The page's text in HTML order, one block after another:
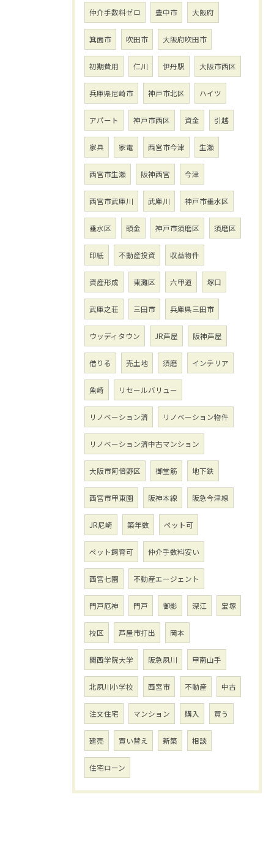
仲介手数料ゼロ 豊中市 大阪府
箕面市 吹田市 大阪府吹田市
初期費用 仁川 伊丹駅 大阪市西区
兵庫県尼崎市 神戸市北区 ハイツ
アパート 神戸市西区 資金 引越
家具 家電 西宮市今津 生瀬
西宮市生瀬 阪神西宮 今津
西宮市武庫川 武庫川 神戸市垂水区
垂水区 頭金 神戸市須磨区 須磨区
印紙 不動産投資 収益物件
資産形成 東灘区 六甲道 塚口
武庫之荘 三田市 兵庫県三田市
ウッディタウン JR芦屋 阪神芦屋
借りる 売土地 須磨 インテリア
魚崎 リセールバリュー
リノベーション済 リノベーション物件
リノベーション済中古マンション
大阪市阿倍野区 御堂筋 地下鉄
西宮市甲東園 阪神本線 阪急今津線
JR尼崎 築年数 ペット可
ペット飼育可 仲介手数料安い
西宮七園 不動産エージェント
門戸厄神 門戸 御影 深江 宝塚
校区 芦屋市打出 岡本
関西学院大学 阪急夙川 甲南山手
北夙川小学校 西宮市 不動産 中古
注文住宅 マンション 購入 買う
建売 買い替え 新築 相談
住宅ローン